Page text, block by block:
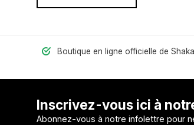
Boutique en ligne officielle de
Inscrivez-vous ici à
Abonnez-vous à notre infolettre pour